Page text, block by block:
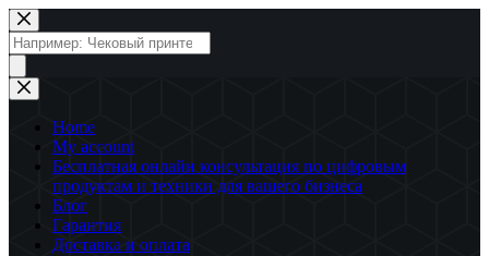
Перейти
к
сути
Поиск
товаров
Home
My account
Бесплатная онлайн консультация по цифровым
продуктам и техники для вашего бизнеса
Блог
Гарантия
Доставка и оплата